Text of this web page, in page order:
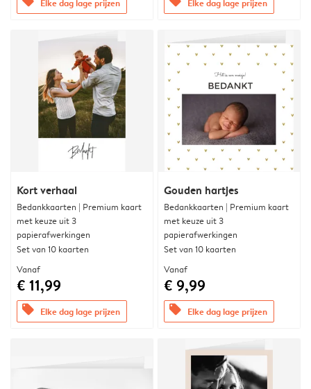
Kort verhaal
Bedankkaarten | Premium kaart
met keuze uit 3
papierafwerkingen
Set van 10 kaarten
Vanaf
€ 11,99
offers Elke dag lage prijzen
Gouden hartjes
Bedankkaarten | Premium kaart
met keuze uit 3
papierafwerkingen
Set van 10 kaarten
Vanaf
€ 9,99
offers Elke dag lage prijzen